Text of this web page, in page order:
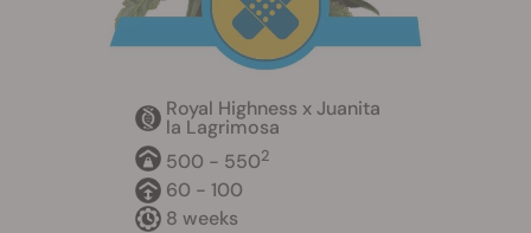
Royal Highness x Juanita
la Lagrimosa
500 - 5502
60 - 100
8 weeks